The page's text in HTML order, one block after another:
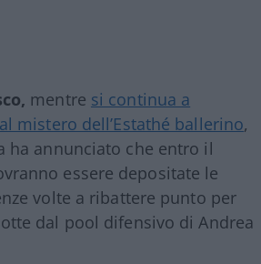
mentre si continua a
mistero dell’Estathé ballerino,
ha annunciato che entro il
essere depositate le
volte a ribattere punto per
dal pool difensivo di Andrea